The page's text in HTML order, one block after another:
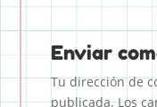
Enviar
Tu dirección de
publicada. Los